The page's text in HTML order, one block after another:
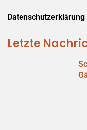
Datenschutzerklärung
Letzte